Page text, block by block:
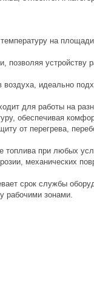
на
устройству
идеально
для работы на
обеспечивая
от перегрева,
топлива при любых
механических
срок службы
рабочими зонами.